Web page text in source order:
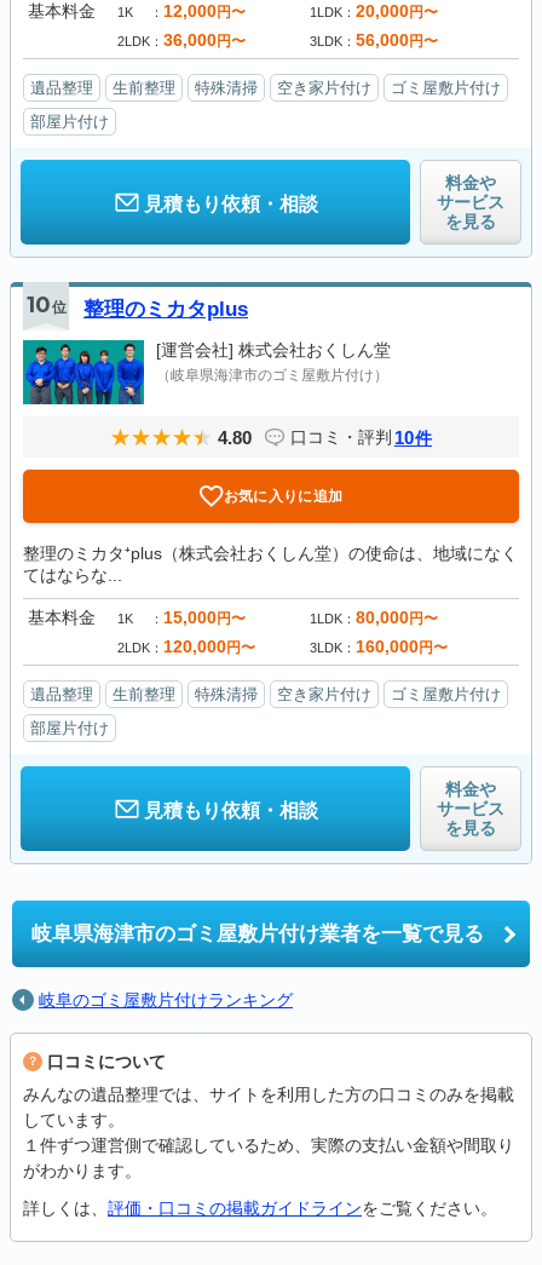
基本料金 1K 12,000円〜 1LDK 20,000円〜
2LDK 36,000円〜 3LDK 56,000円〜
遺品整理 生前整理 特殊清掃 空き家片付け
ゴミ屋敷片付け
部屋片付け
見積もり依頼・相談
料金や
サービス
を見る
10位 整理のミカタplus
[運営会社] 株式会社おくしん堂
（岐阜県海津市のゴミ屋敷片付け）
4.80 口コミ・評判 10件
お気に入りに追加
整理のミカタ⁺plus（株式会社おくしん堂）の使命は、地域になく
てはならな...
基本料金 1K 15,000円〜 1LDK 80,000円〜
2LDK 120,000円〜 3LDK 160,000円〜
遺品整理 生前整理 特殊清掃 空き家片付け
ゴミ屋敷片付け
部屋片付け
見積もり依頼・相談
料金や
サービス
を見る
岐阜県海津市のゴミ屋敷片付け業者を一覧で見る
岐阜のゴミ屋敷片付けランキング
口コミについて
みんなの遺品整理では、サイトを利用した方の口コミのみを掲載
しています。
１件ずつ運営側で確認しているため、実際の支払い金額や間取り
がわかります。
詳しくは、 評価・口コミの掲載ガイドラインをご覧ください。